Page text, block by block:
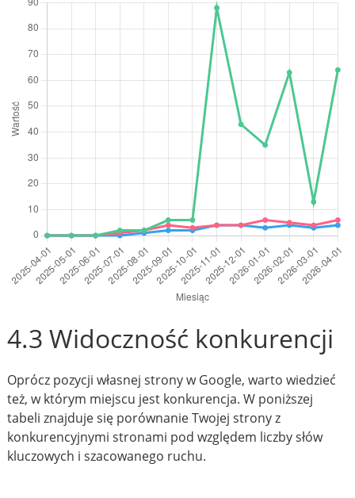
4.3 Widoczność konkurencji
Oprócz pozycji własnej strony w Google, warto wiedzieć
też, w którym miejscu jest konkurencja. W poniższej
tabeli znajduje się porównanie Twojej strony z
konkurencyjnymi stronami pod względem liczby słów
kluczowych i szacowanego ruchu.